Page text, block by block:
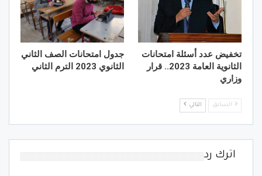
تخفيض عدد أسئلة امتحانات
الثانوية العامة 2023.. قرار
وزاري
جدول امتحانات الصف الثاني
الثانوي 2023 الترم الثاني
السابق التالي
اترك رد